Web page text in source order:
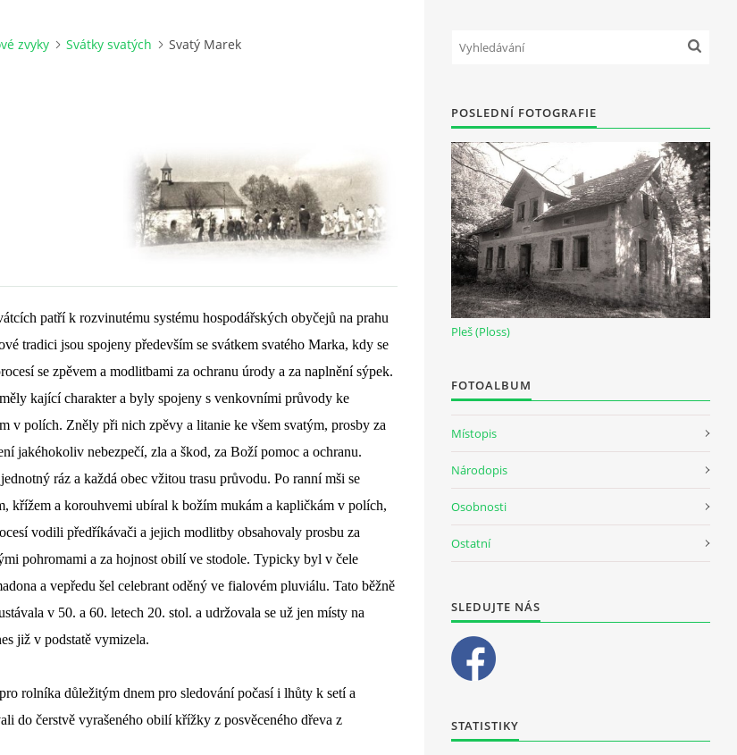
zvyky Svátky svatých Svatý Marek
patří k rozvinutému systému hospodářských obyčejů na prahu
tradici jsou spojeny především se svátkem svatého Marka, kdy se
se zpěvem a modlitbami za ochranu úrody a za naplnění sýpek.
kající charakter a byly spojeny s venkovními průvody ke
v polích. Zněly při nich zpěvy a litanie ke všem svatým, prosby za
jakéhokoliv nebezpečí, zla a škod, za Boží pomoc a ochranu.
ráz a každá obec vžitou trasu průvodu. Po ranní mši se
křížem a korouhvemi ubíral k božím mukám a kapličkám v polích,
vodili předříkávači a jejich modlitby obsahovaly prosbu za
pohromami a za hojnost obilí ve stodole. Typicky byl v čele
a vepředu šel celebrant oděný ve fialovém pluviálu. Tato běžně
v 50. a 60. letech 20. stol. a udržovala se už jen místy na
již v podstatě vymizela.
rolníka důležitým dnem pro sledování počasí i lhůty k setí a
do čerstvě vyrašeného obilí křížky z posvěceného dřeva z
POSLEDNÍ FOTOGRAFIE
Pleš (Ploss)
FOTOALBUM
Místopis
Národopis
Osobnosti
Ostatní
SLEDUJTE NÁS
STATISTIKY